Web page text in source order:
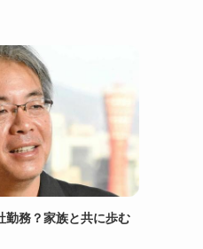
勤務？家族と共に歩む